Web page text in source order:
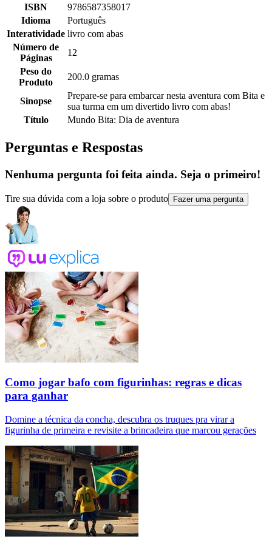
ISBN
9786587358017
Idioma
Português
Interatividade livro com abas
Número de
Páginas
12
Peso do
Produto
200.0 gramas
Sinopse
Prepare-se para embarcar nesta aventura com Bita e
sua turma em um divertido livro com abas!
Título
Mundo Bita: Dia de aventura
Perguntas e Respostas
Nenhuma pergunta foi feita ainda. Seja o primeiro!
Tire sua dúvida com a loja sobre o produto Fazer uma pergunta
Como jogar bafo com figurinhas: regras e dicas
para ganhar
Domine a técnica da concha, descubra os truques pra virar a
figurinha de primeira e revisite a brincadeira que marcou gerações